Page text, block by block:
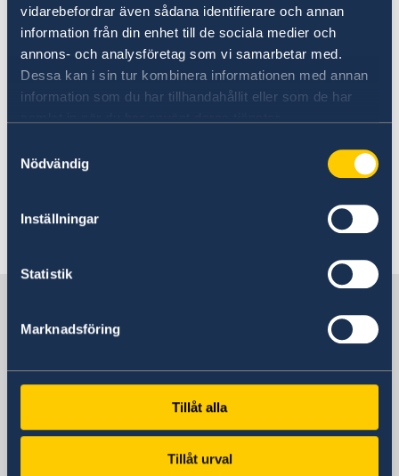
vidarebefordrar även sådana identifierare och annan
information från din enhet till de sociala medier och
annons- och analysföretag som vi samarbetar med.
Dessa kan i sin tur kombinera informationen med annan
information som du har tillhandahållit eller som de har
Nödvändig
Inställningar
Statistik
Marknadsföring
Tillåt alla
Tillåt urval
breda projekt som ofta inkluderar svenska
företag – hör av dig så berättar vi mer.
Mer information om att starta och driva
företag på Åland kan fås bland annat på
Info Norden